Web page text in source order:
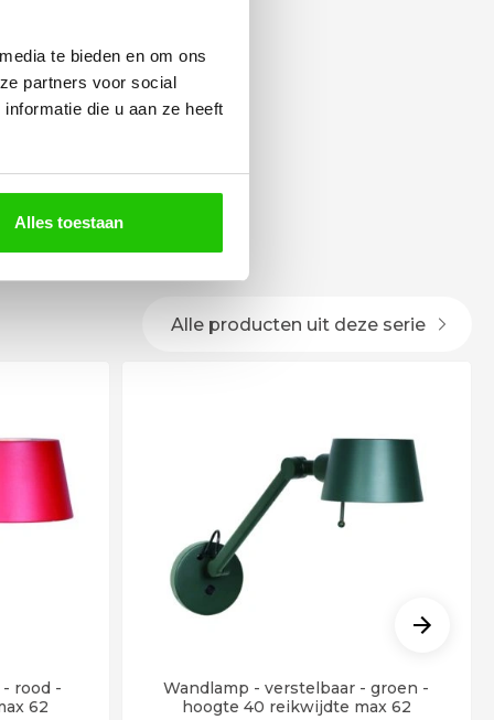
te bieden en om ons
partners voor social
die u aan ze heeft
Alles toestaan
Alle producten uit deze serie
rood -
62
Wandlamp - verstelbaar - groen -
hoogte 40 reikwijdte max 62